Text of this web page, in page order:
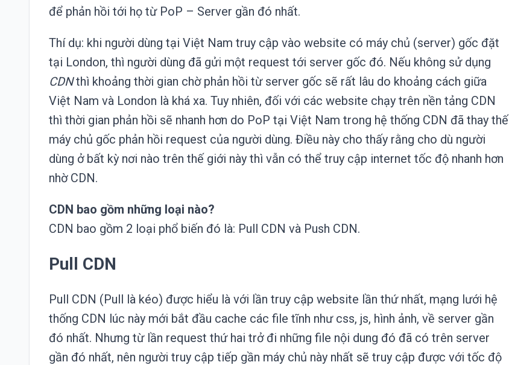
để phản hồi tới họ từ PoP – Server gần đó nhất.
Thí dụ: khi người dùng tại Việt Nam truy cập vào website có máy chủ (server) gốc đặt
tại London, thì người dùng đã gửi một request tới server gốc đó. Nếu không sử dụng
CDNthì khoảng thời gian chờ phản hồi từ server gốc sẽ rất lâu do khoảng cách giữa
Việt Nam và London là khá xa. Tuy nhiên, đối với các website chạy trên nền tảng CDN
thì thời gian phản hồi sẽ nhanh hơn do PoP tại Việt Nam trong hệ thống CDN đã thay thế
máy chủ gốc phản hồi request của người dùng. Điều này cho thấy rằng cho dù người
dùng ở bất kỳ nơi nào trên thế giới này thì vẫn có thể truy cập internet tốc độ nhanh hơn
nhờ CDN.
CDN bao gồm những loại nào?
CDN bao gồm 2 loại phổ biến đó là: Pull CDN và Push CDN.
Pull CDN
Pull CDN (Pull là kéo) được hiểu là với lần truy cập website lần thứ nhất, mạng lưới hệ
thống CDN lúc này mới bắt đầu cache các file tĩnh như css, js, hình ảnh, về server gần
đó nhất. Nhưng từ lần request thứ hai trở đi những file nội dung đó đã có trên server
gần đó nhất, nên người truy cập tiếp gần máy chủ này nhất sẽ truy cập được với tốc độ